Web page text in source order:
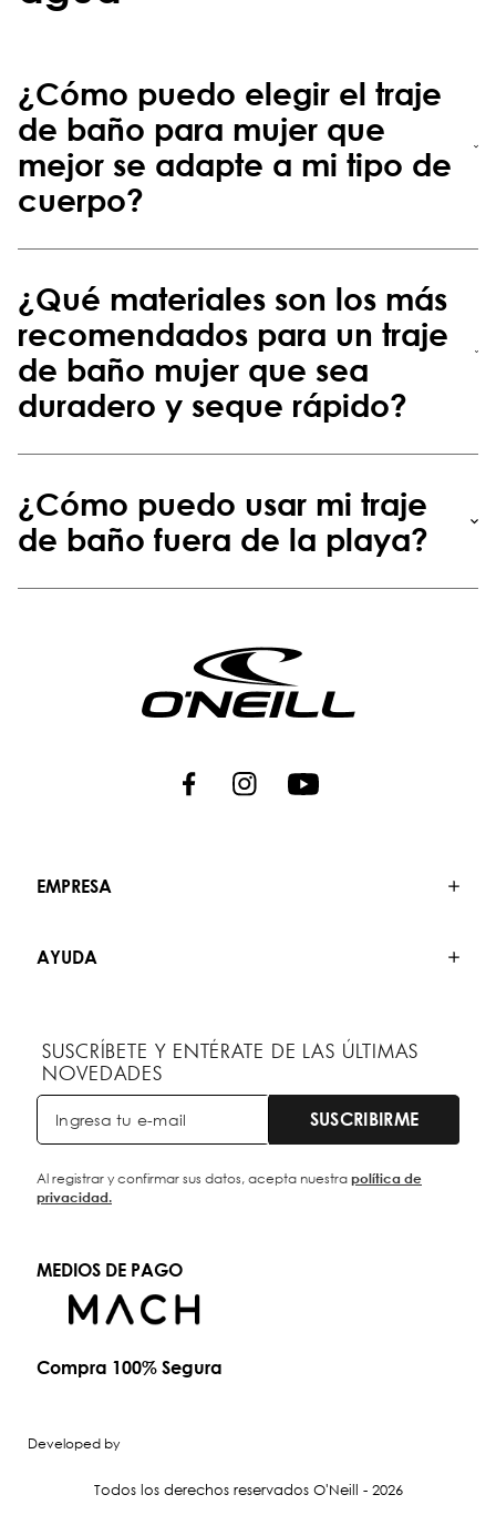
¿Cómo puedo elegir el traje
de baño para mujer que
mejor se adapte a mi tipo de
cuerpo?
¿Qué materiales son los más
recomendados para un traje
de baño mujer que sea
duradero y seque rápido?
¿Cómo puedo usar mi traje
de baño fuera de la playa?
EMPRESA
AYUDA
SUSCRÍBETE Y ENTÉRATE DE LAS ÚLTIMAS
NOVEDADES
SUSCRIBIRME
Al registrar y confirmar sus datos, acepta nuestrapolítica de
privacidad.
MEDIOS DE PAGO
Compra 100% Segura
Todos los derechos reservados O'Neill - 2026
Developed by